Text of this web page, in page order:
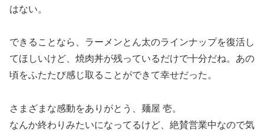
はない。
できることなら、ラーメンとん太のラインナップを復活し
てほしいけど、焼肉丼が残っているだけで十分だね。あの
頃をふたたび感じ取ることができて幸せだった。
さまざまな感動をありがとう、麺屋 壱。
なんか終わりみたいになってるけど、絶賛営業中なので気